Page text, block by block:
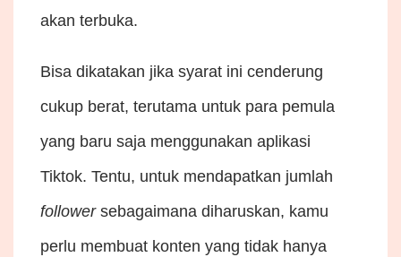
akan terbuka.
Bisa dikatakan jika syarat ini cenderung
cukup berat, terutama untuk para pemula
yang baru saja menggunakan aplikasi
Tiktok. Tentu, untuk mendapatkan jumlah
followersebagaimana diharuskan, kamu
perlu membuat konten yang tidak hanya